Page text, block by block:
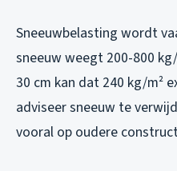
Sneeuwbelasting wordt
sneeuw weegt 200-800
30 cm kan dat 240 kg/m²
adviseer sneeuw te
vooral op oudere